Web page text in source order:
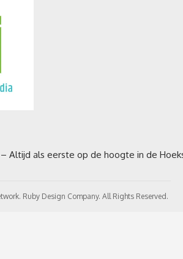
Ruby Design Company. All Rights Reserved.